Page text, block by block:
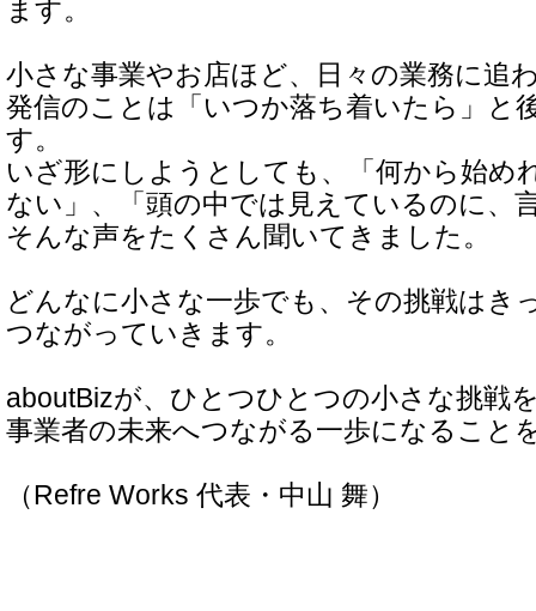
ます。
小さな事業やお店ほど、日々の業務に追
発信のことは「いつか落ち着いたら」と
す。
いざ形にしようとしても、「何から始め
ない」、「頭の中では見えているのに、
そんな声をたくさん聞いてきました。
どんなに小さな一歩でも、その挑戦はき
つながっていきます。
aboutBizが、ひとつひとつの小さな挑戦
事業者の未来へつながる一歩になること
（Refre Works 代表・中山 舞）